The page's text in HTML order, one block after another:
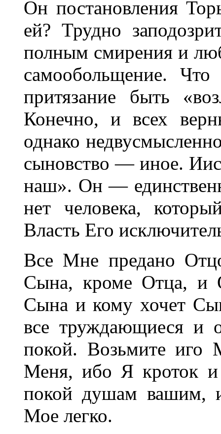
Он постановления
ей? Трудно
полным смирения и
самообольщение.
притязание быть
Конечно, и всех
однако
сыновство — иное.
наш». Он —
нет человека,
Власть Его
Все Мне предано
Сына, кроме Отца, и
Сына и кому хочет
все труждающиеся и
покой. Возьмите иго
Меня, ибо Я кроток и
покой душам вашим,
Мое легко.